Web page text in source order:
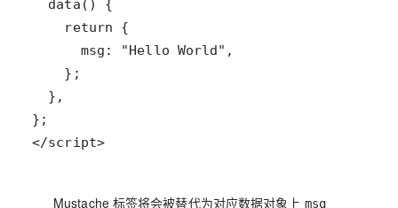
</script>
Mustache 标签将会被替代为对应数据对象上 msg